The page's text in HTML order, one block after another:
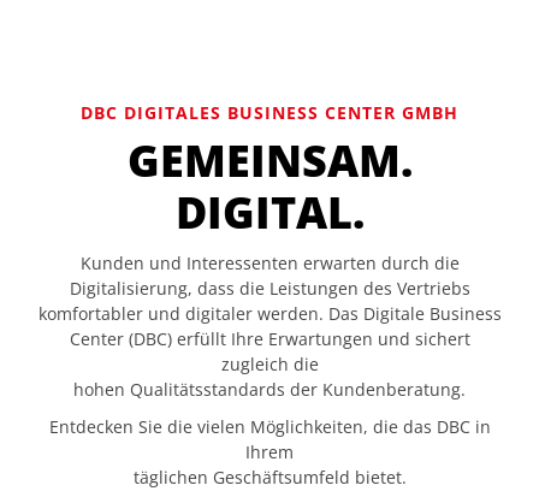
DBC DIGITALES BUSINESS CENTER GMBH
GEMEINSAM.
DIGITAL.
Kunden und Interessenten erwarten durch die
Digitalisierung, dass die Leistungen des Vertriebs
komfortabler und digitaler werden. Das Digitale Business
Center (DBC) erfüllt Ihre Erwartungen und sichert
zugleich die
hohen Qualitätsstandards der Kundenberatung.
Entdecken Sie die vielen Möglichkeiten, die das DBC in
Ihrem
täglichen Geschäftsumfeld bietet.